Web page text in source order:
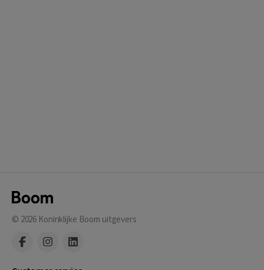
© 2026 Koninklijke Boom uitgevers